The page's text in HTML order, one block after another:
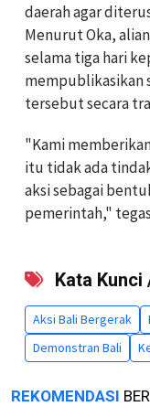
daerah agar
Menurut Oka,
selama tiga hari
mempublikasikan
tersebut secara
"Kami
itu tidak ada
aksi sebagai
pemerintah,"
Kata Kunci
Aksi Bali Bergerak
Demonstran Bali
REKOMENDASI